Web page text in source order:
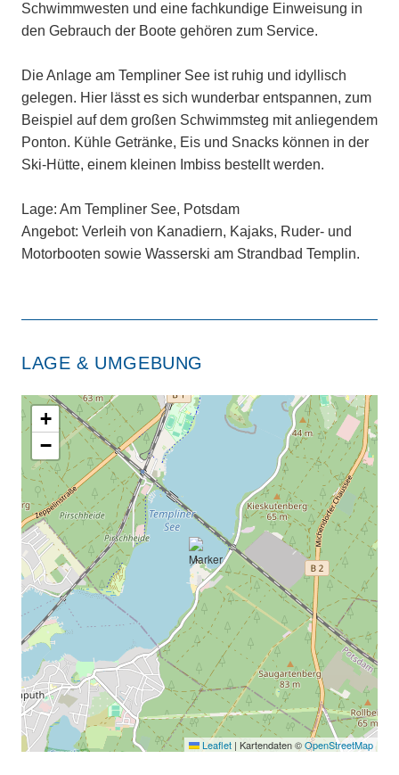
Schwimmwesten und eine fachkundige Einweisung in
den Gebrauch der Boote gehören zum Service.
Die Anlage am Templiner See ist ruhig und idyllisch
gelegen. Hier lässt es sich wunderbar entspannen, zum
Beispiel auf dem großen Schwimmsteg mit anliegendem
Ponton. Kühle Getränke, Eis und Snacks können in der
Ski-Hütte, einem kleinen Imbiss bestellt werden.
Lage: Am Templiner See, Potsdam
Angebot: Verleih von Kanadiern, Kajaks, Ruder- und
Motorbooten sowie Wasserski am Strandbad Templin.
LAGE & UMGEBUNG
+
−
Leaflet | Kartendaten ©OpenStreetMap